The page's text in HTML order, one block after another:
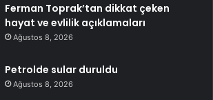
Ferman Toprak’tan dikkat çeken
hayat ve evlilik açıklamaları
Ağustos 8, 2026
Petrolde sular duruldu
Ağustos 8, 2026